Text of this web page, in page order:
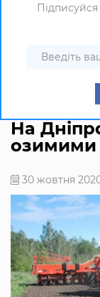
На
озимими
30 жовтня